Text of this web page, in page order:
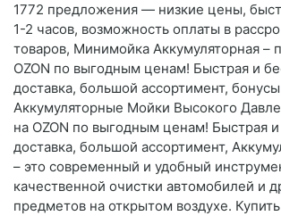
1772 предложения — низкие цены,
1-2 часов, возможность оплаты в
товаров, Минимойка Аккумуляторная –
OZON по выгодным ценам! Быстрая и
доставка, большой ассортимент,
Аккумуляторные Мойки Высокого
на OZON по выгодным ценам! Быстрая и
доставка, большой ассортимент,
– это современный и удобный
качественной очистки автомобилей и
предметов на открытом воздухе.